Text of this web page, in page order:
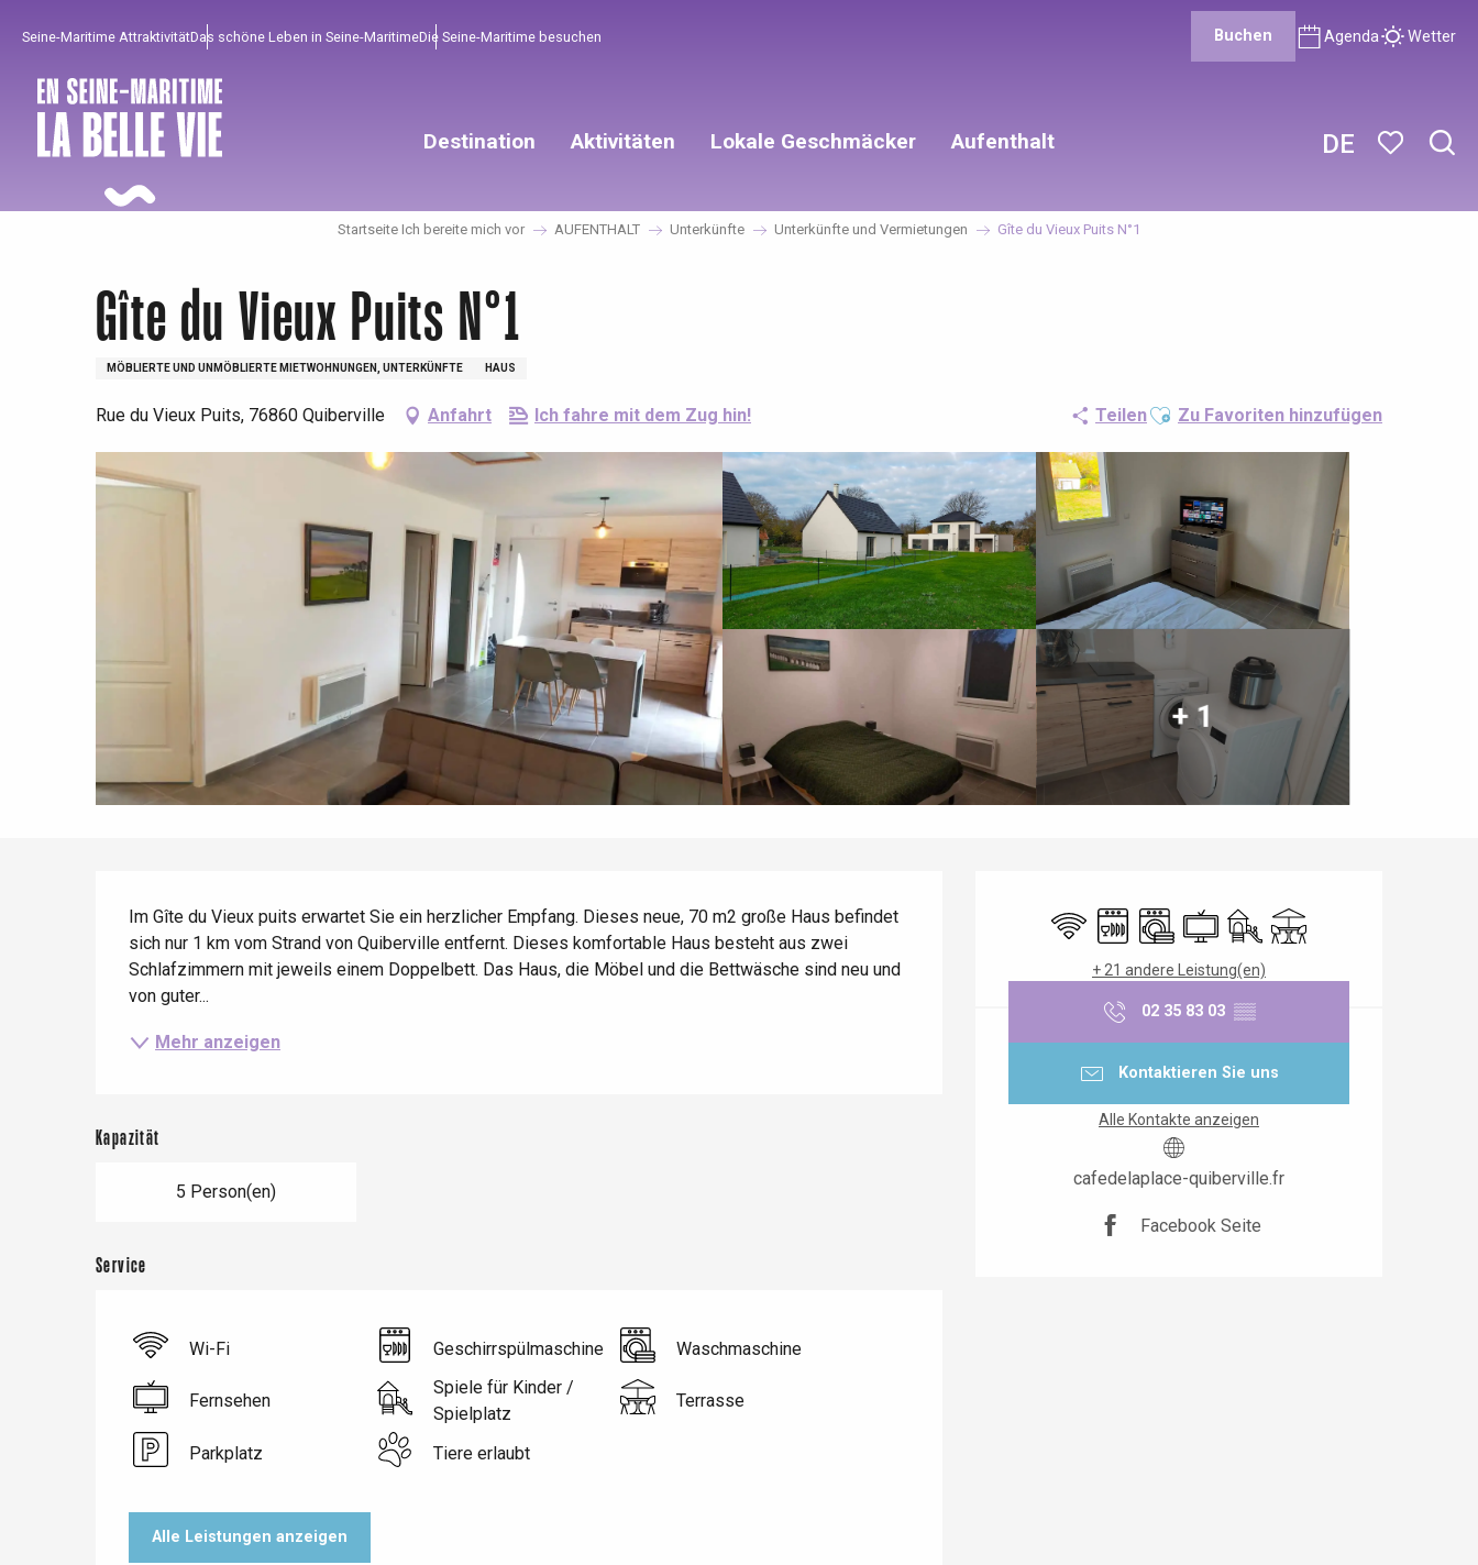
principal
DE
Seine-Maritime AttraktivitätDas schöne Leben in Seine-MaritimeDie Seine-Maritime besuchen Buchen Agenda Wetter
Destination
Buchy
Valery-en-Caux
Dieppe
Aktivitäten
Die gesamte Agenda
Lokale Geschmäcker
Trendige Orte
Aufenthalt
Aufenthalte am Meer
Startseite Ich bereite mich vor AUFENTHALT Unterkünfte Unterkünfte und Vermietungen Gîte du Vieux Puits N°1
Gîte du Vieux Puits N°1
MÖBLIERTE UND UNMÖBLIERTE MIETWOHNUNGEN, UNTERKÜNFTE HAUS
Rue du Vieux Puits, 76860 Quiberville Anfahrt Ich fahre mit dem Zug hin! TeilenAjouter aux favoris
Zu Favoriten hinzufügen
+ 1
Öffnungszeiten & Kontaktdaten
Wi-Fi Geschirrspülmaschine
Waschmaschine
FernsehenSpiele für Kinder / Spielplatz
Terrasse
+ 21 andere Leistung(en)
02 35 83 03 ▒▒
Kontaktieren Sie uns
Alle Kontakte anzeigen
cafedelaplace-quiberville.fr
Facebook Seite
Im Gîte du Vieux puits erwartet Sie ein herzlicher Empfang. Dieses neue, 70 m2 große Haus befindet
sich nur 1 km vom Strand von Quiberville entfernt. Dieses komfortable Haus besteht aus zwei
Schlafzimmern mit jeweils einem Doppelbett. Das Haus, die Möbel und die Bettwäsche sind neu und
von guter...
Mehr anzeigen
Kapazität
5 Person(en)
Service
Wi-Fi Geschirrspülmaschine Waschmaschine
Fernsehen
Spiele für Kinder /
Spielplatz
Terrasse
Parkplatz Tiere erlaubt
Alle Leistungen anzeigen